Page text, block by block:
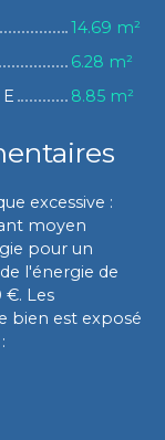
14.69 m²
6.28 m²
8.85 m²
excessive :
moyen
pour un
l'énergie de
€. Les
bien est exposé